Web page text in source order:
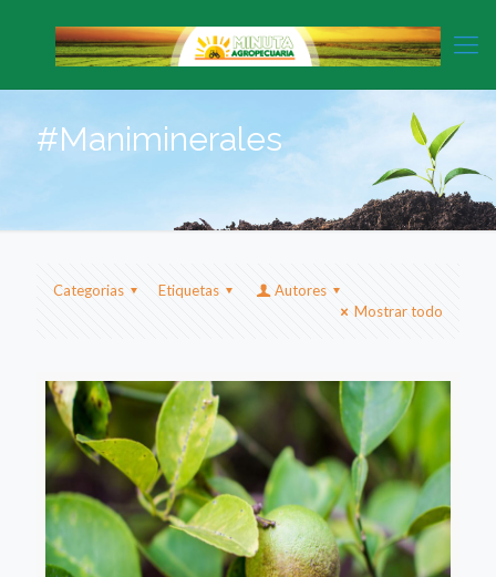
#Maniminerales
Categorias Etiquetas
Autores
Mostrar todo